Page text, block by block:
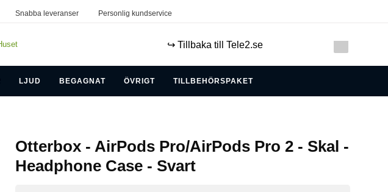
Snabba leveranser Personlig kundservice
↪️ Tillbaka till Tele2.se
LJUD BEGAGNAT ÖVRIGT TILLBEHÖRSPAKET
Otterbox - AirPods Pro/AirPods Pro 2 - Skal -
Headphone Case - Svart